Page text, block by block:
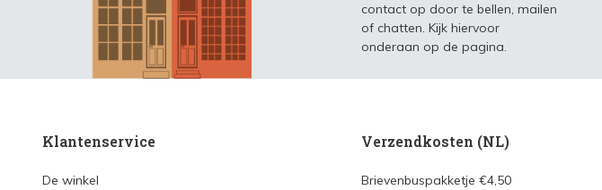
contact op door te bellen, mailen
of chatten. Kijk hiervoor
onderaan op de pagina.
Klantenservice
De winkel
Verzendkosten (NL)
Brievenbuspakketje €4,50